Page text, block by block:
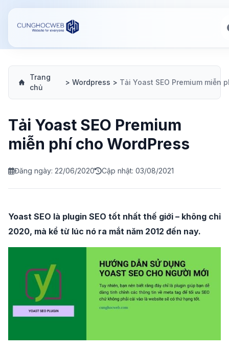
Trang
chủ
> Wordpress >
Tải Yoast SEO Premium
miễn phí cho WordPress
Đăng ngày: 22/06/2020 Cập nhật: 03/08/2021
Yoast SEO là plugin SEO tốt nhất thế giới – không chỉ
2020, mà kể từ lúc nó ra mắt năm 2012 đến nay.